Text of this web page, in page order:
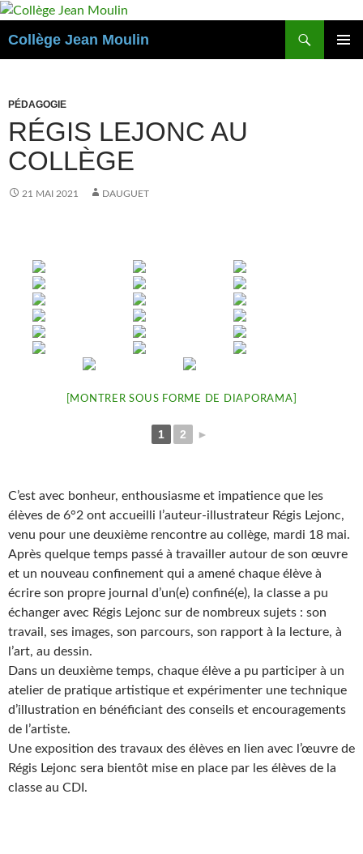
Aller
contenu
Collège Jean Moulin
PÉDAGOGIE
RÉGIS LEJONC AU
COLLÈGE
21 MAI 2021 DAUGUET
[MONTRER SOUS FORME DE DIAPORAMA]
1 2 ►
C’est avec bonheur, enthousiasme et impatience que les
élèves de 6°2 ont accueilli l’auteur-illustrateur Régis Lejonc,
venu pour une deuxième rencontre au collège, mardi 18 mai.
Après quelque temps passé à travailler autour de son œuvre
et un nouveau confinement qui a amené chaque élève à
écrire son propre journal d’un(e) confiné(e), la classe a pu
échanger avec Régis Lejonc sur de nombreux sujets : son
travail, ses images, son parcours, son rapport à la lecture, à
l’art, au dessin.
Dans un deuxième temps, chaque élève a pu participer à un
atelier de pratique artistique et expérimenter une technique
d’illustration en bénéficiant des conseils et encouragements
de l’artiste.
Une exposition des travaux des élèves en lien avec l’œuvre de
Régis Lejonc sera bientôt mise en place par les élèves de la
classe au CDI.